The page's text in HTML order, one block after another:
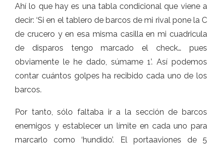
Ahí lo que hay es una tabla condicional que viene a
decir: ‘Si en el tablero de barcos de mi rival pone la C
de crucero y en esa misma casilla en mi cuadricula
de disparos tengo marcado el check… pues
obviamente le he dado, súmame 1’. Así podemos
contar cuántos golpes ha recibido cada uno de los
barcos.
Por tanto, sólo faltaba ir a la sección de barcos
enemigos y establecer un límite en cada uno para
marcarlo como ‘hundido’. El portaaviones de 5